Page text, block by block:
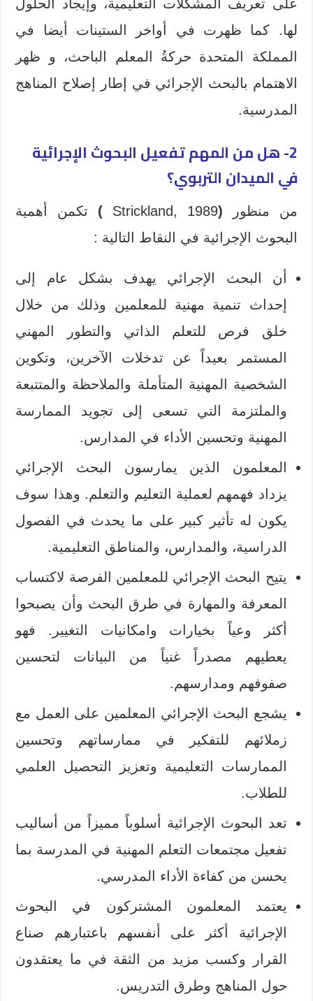
على تعريف المشكلات التعليمية، ‏وإيجاد الحلول
لها. كما ظهرت في أواخر الستينات أيضا في
المملكة المتحدة حركةُ المعلم الباحث، و ظهر
الاهتمام بالبحث الإجرائي في إطار إصلاح المناهج
المدرسية.
2- هل من المهم تفعيل البحوث الإجرائية
في الميدان التربوي؟
من منظور (
Strickland, 1989
) تكمن أهمية
البحوث الإجرائية في النقاط التالية :
أن البحث الإجرائي يهدف بشكل عام إلى
إحداث تنمية مهنية للمعلمين وذلك من خلال
خلق فرص للتعلم الذاتي والتطور المهني
المستمر بعيداً عن تدخلات الآخرين، وتكوين
الشخصية المهنية المتأملة والملاحظة والمتتبعة
والملتزمة التي تسعى إلى تجويد الممارسة
المهنية وتحسين الأداء في المدارس.
المعلمون الذين يمارسون البحث الإجرائي
يزداد فهمهم لعملية التعليم والتعلم. وهذا سوف
يكون له تأثير كبير على ما يحدث في الفصول
الدراسية، والمدارس، والمناطق التعليمية.
يتيح البحث الإجرائي للمعلمين الفرصة لاكتساب
المعرفة والمهارة في طرق البحث وأن يصبحوا
أكثر وعياً بخيارات وامكانيات التغيير. فهو
يعطيهم مصدراً غنياً من البيانات لتحسين
صفوفهم ومدارسهم.
يشجع البحث الإجرائي المعلمين على العمل مع
زملائهم للتفكير في ممارساتهم وتحسين
الممارسات التعليمية وتعزيز التحصيل العلمي
للطلاب.
تعد البحوث الإجرائية أسلوباً مميزاً من أساليب
تفعيل مجتمعات التعلم المهنية في المدرسة بما
يحسن من كفاءة الأداء المدرسي.
يعتمد المعلمون المشتركون في البحوث
الإجرائية أكثر على أنفسهم باعتبارهم صناع
القرار وكسب مزيد من الثقة في ما يعتقدون
حول المناهج وطرق التدريس.